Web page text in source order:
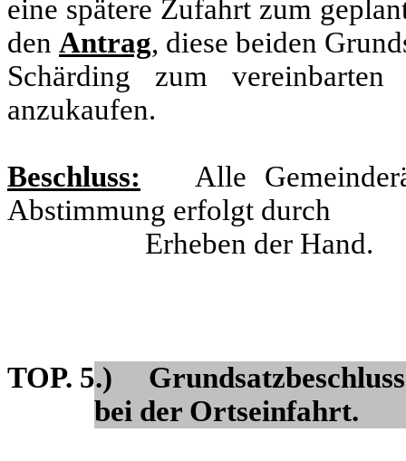
eine spätere Zufahrt zum
den Antrag, diese beiden
Schärding zum
anzukaufen.
Beschluss: Alle
Abstimmung erfolgt durch
Erheben der Hand.
TOP. 5.)
bei der Ortseinfahrt.